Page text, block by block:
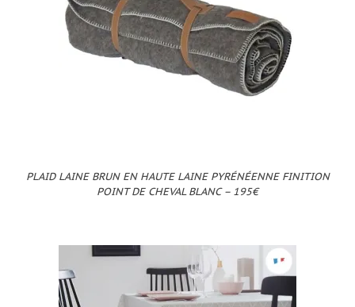
PLAID LAINE BRUN EN HAUTE LAINE PYRÉNÉENNE FINITION
POINT DE CHEVAL BLANC – 195€